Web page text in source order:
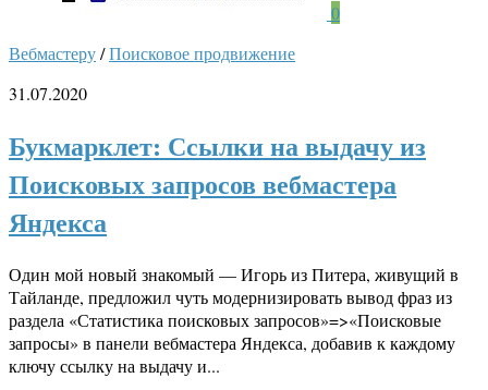
0
Вебмастеру/Поисковое продвижение
31.07.2020
Букмарклет: Ссылки на выдачу из
Поисковых запросов вебмастера
Яндекса
Один мой новый знакомый — Игорь из Питера, живущий в
Тайланде, предложил чуть модернизировать вывод фраз из
раздела «Статистика поисковых запросов»=>«Поисковые
запросы» в панели вебмастера Яндекса, добавив к каждому
ключу ссылку на выдачу и...